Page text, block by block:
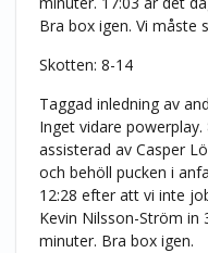
Bra box igen. Vi måste
Skotten: 8-14
Taggad inledning av
Inget vidare
assisterad av Casper
och behöll pucken i
12:28 efter att vi inte
Kevin Nilsson-Ström in
minuter. Bra box igen.